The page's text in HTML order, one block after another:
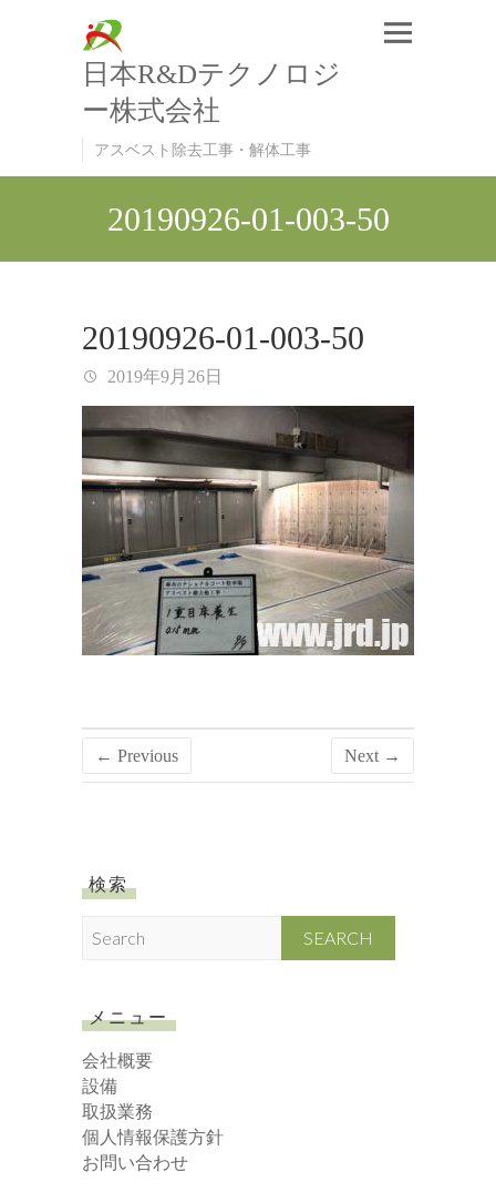
日本R&Dテクノロジ
ー株式会社
アスベスト除去工事・解体工事
20190926-01-003-50
20190926-01-003-50
2019年9月26日
← Previous Next →
検索
c
h
メニュー
会社概要
設備
取扱業務
個人情報保護方針
お問い合わせ